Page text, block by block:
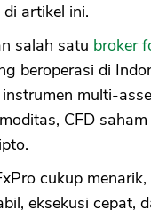
artikel ini.
salah satu broker
beroperasi di
multi-
CFD
cukup
eksekusi cepat,